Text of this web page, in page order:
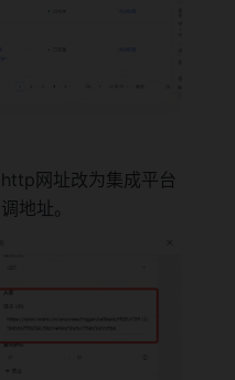
网址改为集成平台
地址。